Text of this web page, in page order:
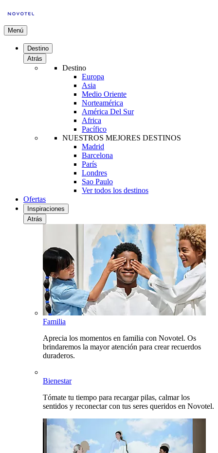
Menú
Destino
Atrás
Destino
Europa
Asia
Medio Oriente
Norteamérica
América Del Sur
Africa
Pacífico
NUESTROS MEJORES DESTINOS
Madrid
Barcelona
París
Londres
Sao Paulo
Ver todos los destinos
Ofertas
Inspiraciones
Atrás
Familia
Aprecia los momentos en familia con Novotel. Os
brindaremos la mayor atención para crear recuerdos
duraderos.
Bienestar
Tómate tu tiempo para recargar pilas, calmar los
sentidos y reconectar con tus seres queridos en Novotel.